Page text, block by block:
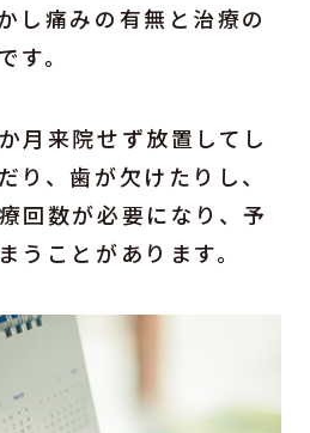
し痛みの有無と治療の
す。
月来院せず放置してし
り、歯が欠けたりし、
回数が必要になり、予
うことがあります。